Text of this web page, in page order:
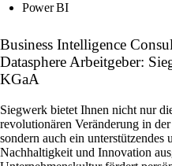
Power BI
Business Intelligence
Datasphere Arbeitgeber:
KGaA
Siegwerk bietet Ihnen nicht nur
revolutionären Veränderung in
sondern auch ein
Nachhaltigkeit und Innovation